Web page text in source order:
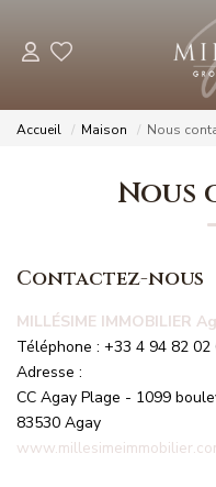
Nos
Accueil Maison Nous
Contactez-nous
MILLÉSIME IMMOBILIER
Téléphone : +33 4 94 82 02
Adresse :
CC Agay Plage - 1099
83530 Agay